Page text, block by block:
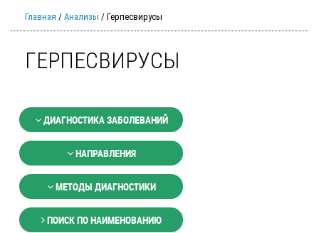
Главная / Анализы / Герпесвирусы
ГЕРПЕСВИРУСЫ
ДИАГНОСТИКА ЗАБОЛЕВАНИЙ
НАПРАВЛЕНИЯ
МЕТОДЫ ДИАГНОСТИКИ
ПОИСК ПО НАИМЕНОВАНИЮ